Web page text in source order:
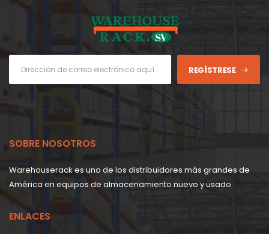
REGÍSTRESE
SOBRE NOSOTROS
Warehouserack es uno de los distribuidores más grandes de
América en equipos de almacenamiento nuevo y usado.
ENLACES